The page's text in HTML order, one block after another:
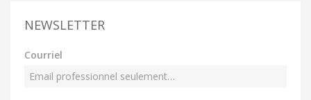
NEWSLETTER
Courriel